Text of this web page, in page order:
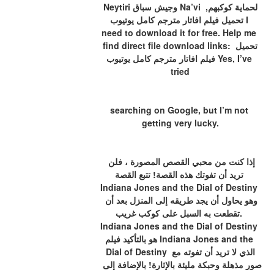
Neytiri وجيش سباق Na’vi لحماية كوكبهم,
تحميل فيلم افاتار مترجم كامل يوتيوب I
need to download it for free. Help me
find direct file download links: تحميل
فيلم افاتار مترجم كامل يوتيوب Yes, I’ve
tried
searching on Google, but I’m not
getting very lucky.
تريد أن تفوتك هذه القصة! تتبع القصة
Indiana Jones and the Dial of Destiny
تقطعت به السبل على كوكب غريب.
Indiana Jones and the Dial of Destiny
هو بالتأكيد فيلم Indiana Jones and the
Dial of Destiny الذي لا تريد أن تفوته مع